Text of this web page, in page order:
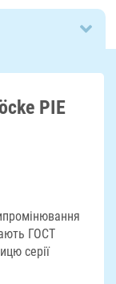
PIE
ГОСТ
серії